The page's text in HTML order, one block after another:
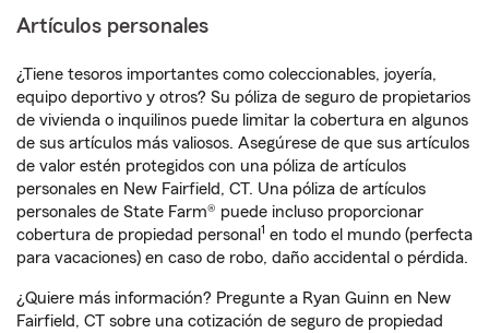
Artículos personales
¿Tiene tesoros importantes como coleccionables, joyería,
equipo deportivo y otros? Su póliza de seguro de propietarios
de vivienda o inquilinos puede limitar la cobertura en algunos
de sus artículos más valiosos. Asegúrese de que sus artículos
de valor estén protegidos con una póliza de artículos
personales en New Fairfield, CT. Una póliza de artículos
personales de State Farm® puede incluso proporcionar
cobertura de propiedad personal 1 en todo el mundo (perfecta
para vacaciones) en caso de robo, daño accidental o pérdida.
¿Quiere más información? Pregunte a Ryan Guinn en New
Fairfield, CT sobre una cotización de seguro de propiedad